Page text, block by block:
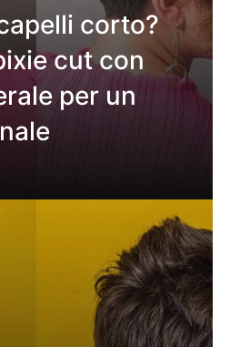
corto?
cut con
per un